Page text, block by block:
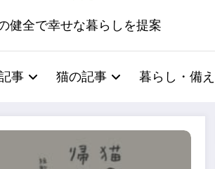
健全で幸せな暮らしを提案
事 猫の記事 暮らし・備え